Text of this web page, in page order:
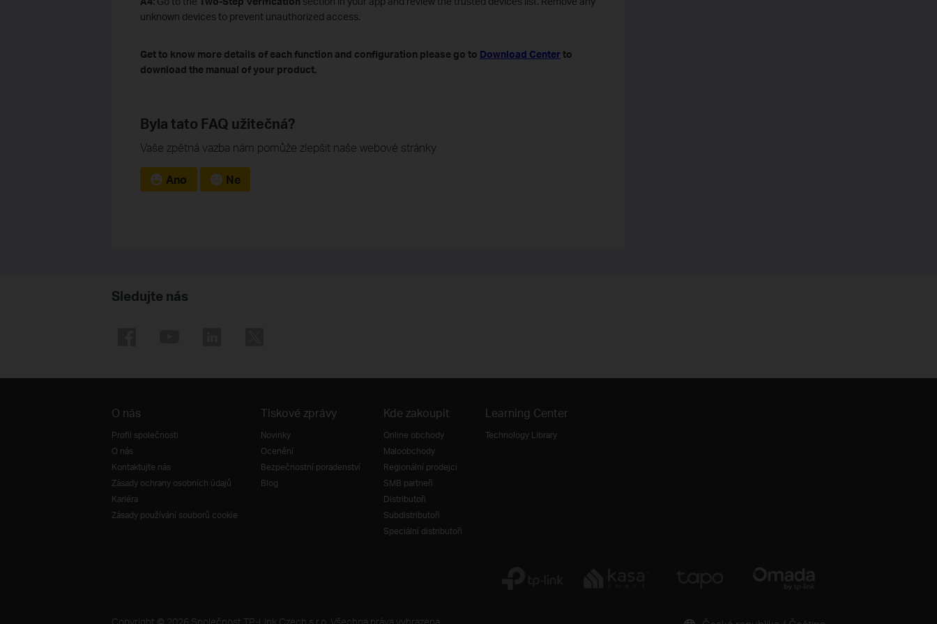
unknown devices to prevent unauthorized access.
Get to know more details of each function and configuration please go to Download Center to
download the manual of your product.
Byla tato FAQ užitečná?
Vaše zpětná vazba nám pomůže zlepšit naše webové stránky
Ano Ne
Sledujte nás
O nás
Profil společnosti
O nás
Kontaktujte nás
Zásady ochrany osobních údajů
Kariéra
Zásady používání souborů cookie
Tiskové zprávy
Novinky
Ocenění
Bezpečnostní poradenství
Blog
Kde zakoupit
Online obchody
Maloobchody
Regionální prodejci
SMB partneři
Distributoři
Subdistributoři
Speciální distributoři
Learning Center
Technology Library
Copyright © 2026 Společnost TP-Link Czech s.r.o. Všechna práva vyhrazena.